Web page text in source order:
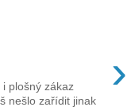
›
plošný zákaz
nešlo zařídit jinak